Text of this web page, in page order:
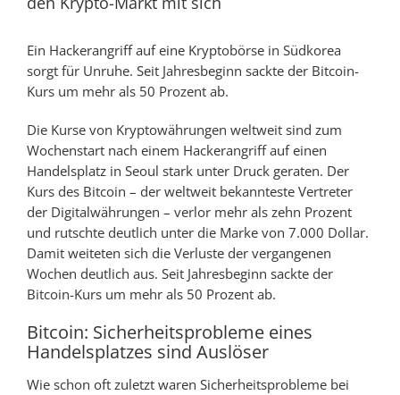
Ein Hackerangriff auf eine Kryptobörse in Südkorea
sorgt für Unruhe. Seit Jahresbeginn sackte der Bitcoin-
Kurs um mehr als 50 Prozent ab.
Die Kurse von Kryptowährungen weltweit sind zum
Wochenstart nach einem Hackerangriff auf einen
Handelsplatz in Seoul stark unter Druck geraten. Der
Kurs des Bitcoin – der weltweit bekannteste Vertreter
der Digitalwährungen – verlor mehr als zehn Prozent
und rutschte deutlich unter die Marke von 7.000 Dollar.
Damit weiteten sich die Verluste der vergangenen
Wochen deutlich aus. Seit Jahresbeginn sackte der
Bitcoin-Kurs um mehr als 50 Prozent ab.
Bitcoin: Sicherheitsprobleme eines
Handelsplatzes sind Auslöser
Wie schon oft zuletzt waren Sicherheitsprobleme bei